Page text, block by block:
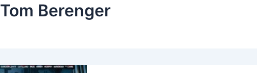
Tom Berenger